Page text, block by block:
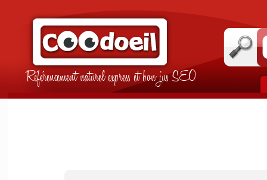
Référencement naturel express et bon jus SEO